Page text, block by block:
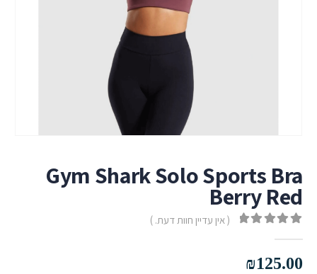
Gym Shark Solo Sports Bra
Berry Red
( אין עדיין חוות דעת. )
₪125.00